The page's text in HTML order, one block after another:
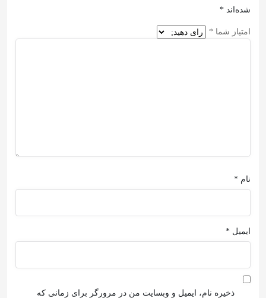
شده‌اند*
امتیاز شما*
نام*
ایمیل*
ذخیره نام، ایمیل و وبسایت من در مرورگر برای زمانی که